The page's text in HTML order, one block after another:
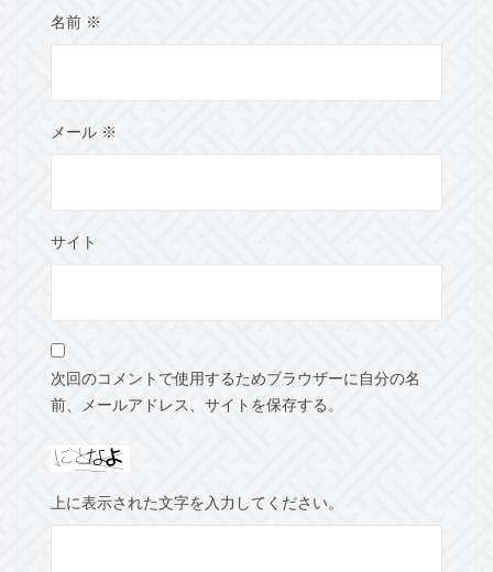
名前 ※
メール ※
サイト
次回のコメントで使用するためブラウザーに自分の名
前、メールアドレス、サイトを保存する。
上に表示された文字を入力してください。